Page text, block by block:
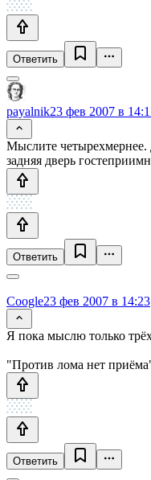
Ответить
payalnik23 фев 2007 в
Мыслите четырехмернее.
задняя дверь
Ответить
Coogle23 фев 2007 в 14:23
Я пока мыслю только
"Против лома нет
Ответить